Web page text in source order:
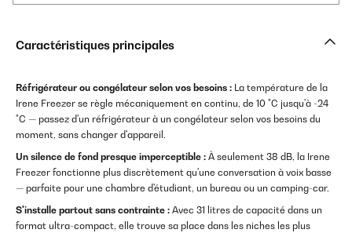
Caractéristiques principales
Réfrigérateur ou congélateur selon vos besoins : La température de la
Irene Freezer se règle mécaniquement en continu, de 10 °C jusqu'à -24
°C — passez d'un réfrigérateur à un congélateur selon vos besoins du
moment, sans changer d'appareil.
Un silence de fond presque imperceptible : À seulement 38 dB, la Irene
Freezer fonctionne plus discrètement qu'une conversation à voix basse
— parfaite pour une chambre d'étudiant, un bureau ou un camping-car.
S'installe partout sans contrainte : Avec 31 litres de capacité dans un
format ultra-compact, elle trouve sa place dans les niches les plus